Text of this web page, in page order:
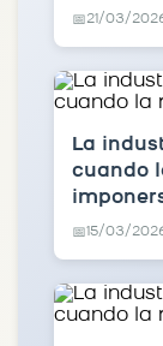
📅21/03/
La
cuando
📅15/03/